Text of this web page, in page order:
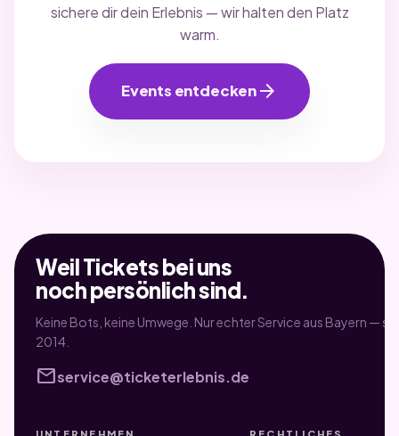
sichere dir dein Erlebnis — wir halten den Platz
warm.
Events entdeckenarrow_forward
Weil Tickets bei uns
noch persönlich sind.
Keine Bots, keine Umwege. Nur echter Service aus Bayern —
2014.
mailservice@ticketerlebnis.de